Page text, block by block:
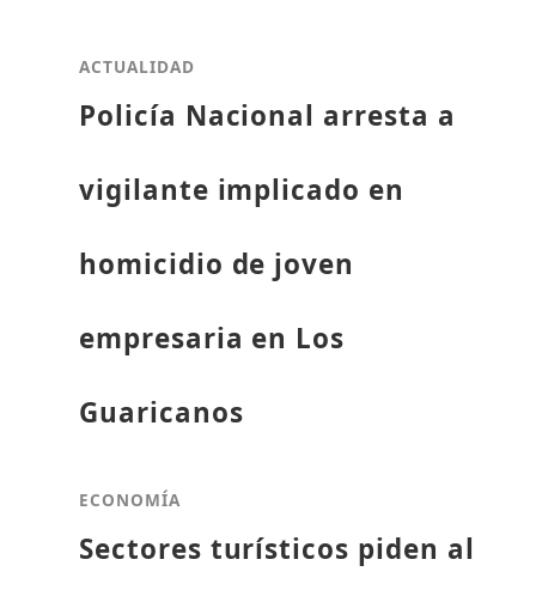
ACTUALIDAD
Policía Nacional arresta a
vigilante implicado en
homicidio de joven
empresaria en Los
Guaricanos
ECONOMÍA
Sectores turísticos piden al